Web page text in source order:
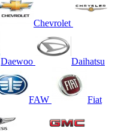
Chevrolet
Daewoo Daihatsu
FAW Fiat